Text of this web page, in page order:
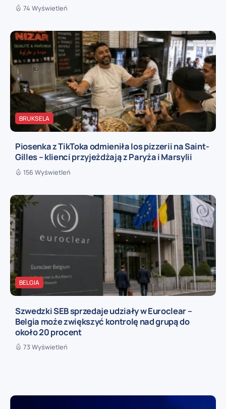
74 Wyświetleń
BRUKSELA
Piosenka z TikToka odmieniła los pizzerii na Saint-
Gilles – klienci przyjeżdżają z Paryża i Marsylii
156 Wyświetleń
BELGIA
Szwedzki SEB sprzedaje udziały w Euroclear –
Belgia może zwiększyć kontrolę nad grupą do
około 20 procent
73 Wyświetleń